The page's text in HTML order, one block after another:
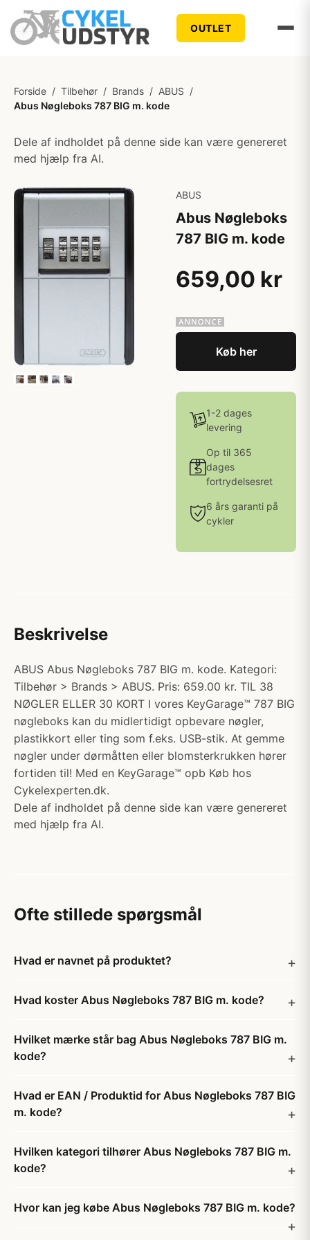
OUTLET
Forside / Tilbehør / Brands / ABUS /
Abus Nøgleboks 787 BIG m. kode
Dele af indholdet på denne side kan være genereret
med hjælp fra AI.
ABUS
Abus Nøgleboks
787 BIG m. kode
659,00 kr
Køb her
1-2 dages
levering
Op til 365
dages
fortrydelsesret
6 års garanti på
cykler
Beskrivelse
ABUS Abus Nøgleboks 787 BIG m. kode. Kategori:
Tilbehør > Brands > ABUS. Pris: 659.00 kr. TIL 38
NØGLER ELLER 30 KORT I vores KeyGarage™ 787 BIG
nøgleboks kan du midlertidigt opbevare nøgler,
plastikkort eller ting som f.eks. USB-stik. At gemme
nøgler under dørmåtten eller blomsterkrukken hører
fortiden til! Med en KeyGarage™ opb Køb hos
Cykelexperten.dk.
Dele af indholdet på denne side kan være genereret
med hjælp fra AI.
Ofte stillede spørgsmål
Hvad er navnet på produktet?
Hvad koster Abus Nøgleboks 787 BIG m. kode?
Hvilket mærke står bag Abus Nøgleboks 787 BIG m.
kode?
Hvad er EAN / Produktid for Abus Nøgleboks 787 BIG
m. kode?
Hvilken kategori tilhører Abus Nøgleboks 787 BIG m.
kode?
Hvor kan jeg købe Abus Nøgleboks 787 BIG m. kode?